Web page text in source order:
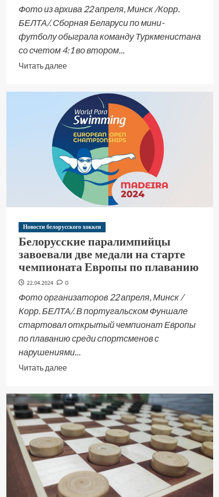
Фото из архива 22 апреля, Минск /Корр.
БЕЛТА/. Сборная Беларуси по мини-
футболу обыграла команду Туркменистана
со счетом 4:1 во втором...
Читать далее
Новости белорусского хоккея
Белорусские паралимпийцы
завоевали две медали на старте
чемпионата Европы по плаванию
22.04.2024 0
Фото организаторов 22 апреля, Минск /
Корр. БЕЛТА/. В португальском Фуншале
стартовал открытый чемпионат Европы
по плаванию среди спортсменов с
нарушениями...
Читать далее